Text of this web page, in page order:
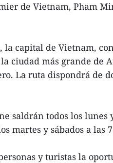
de Vietnam, Pham
la capital de Vietnam,
ciudad más grande de
La ruta dispondrá de
saldrán todos los lunes
martes y sábados a las
y turistas la